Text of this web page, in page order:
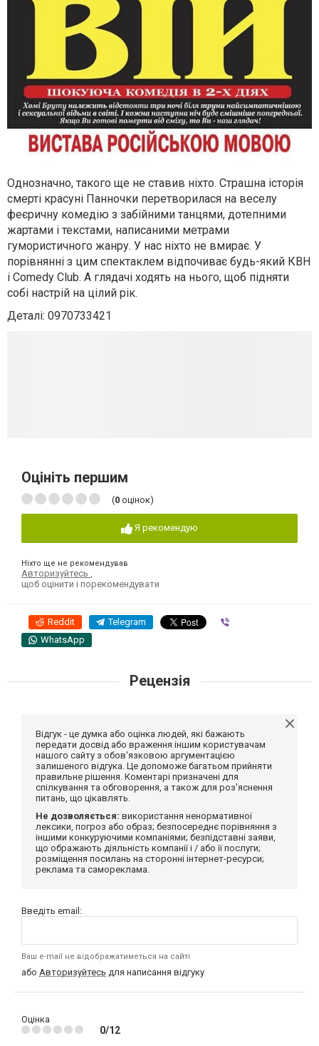
Однозначно, такого ще не ставив ніхто. Страшна історія
смерті красуні Панночки перетворилася на веселу
феєричну комедію з забійними танцями, дотепними
жартами і текстами, написаними метрами
гумористичного жанру. У нас ніхто не вмирає. У
порівнянні з цим спектаклем відпочиває будь-який КВН
і Comedy Club. А глядачі ходять на нього, щоб підняти
собі настрій на цілий рік.
Деталі: 0970733421
Оцініть першим
(0 оцінок)
Я рекомендую
Ніхто ще не рекомендував
Авторизуйтесь
щоб оцінити і порекомендувати
Reddit Telegram
WhatsApp
Рецензія
Відгук - це думка або оцінка людей, які бажають
передати досвід або враження іншим користувачам
нашого сайту з обов'язковою аргументацією
залишеного відгука. Це допоможе багатьом прийняти
правильне рішення. Коментарі призначені для
спілкування та обговорення, а також для роз'яснення
питань, що цікавлять.
Не дозволяється: використання ненормативної
лексики, погроз або образ; безпосереднє порівняння з
іншими конкуруючими компаніями; безпідставні заяви,
що ображають діяльність компанії і / або її послуги;
розміщення посилань на сторонні інтернет-ресурси;
реклама та самореклама.
Введіть email:
Ваш e-mail не відображатиметься на сайті
або Авторизуйтесь для написання відгуку
Оцінка
0/12